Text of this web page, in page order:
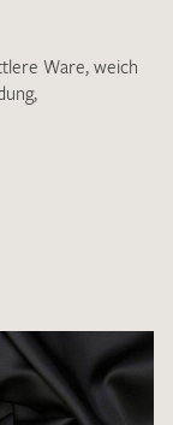
Daten
werden.
Kenntnis
Ware, weich
,